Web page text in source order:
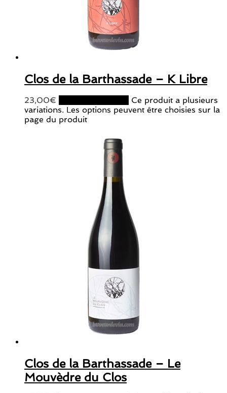
Clos de la Barthassade – K Libre
23,00€
Ce produit a plusieurs
variations. Les options peuvent être choisies sur la
page du produit
Clos de la Barthassade – Le
Mouvèdre du Clos